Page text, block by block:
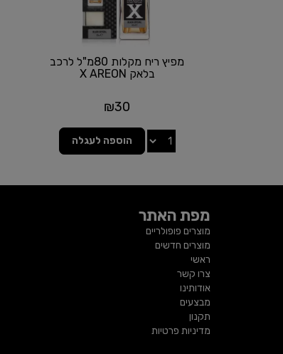
מפיץ ריח מקלות 80מ"ל לרכב
בלאק X AREON
₪30
הוספה לעגלה
מפת האתר
מוצרים פופולריים
מוצרים חדשים
ראשי
צרו קשר
אודותינו
מבצעים
תקנון
מדיניות פרטיות